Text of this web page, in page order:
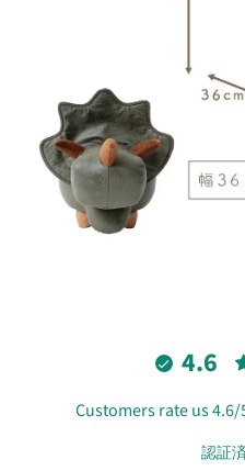
4.6
Customers rate us
認証